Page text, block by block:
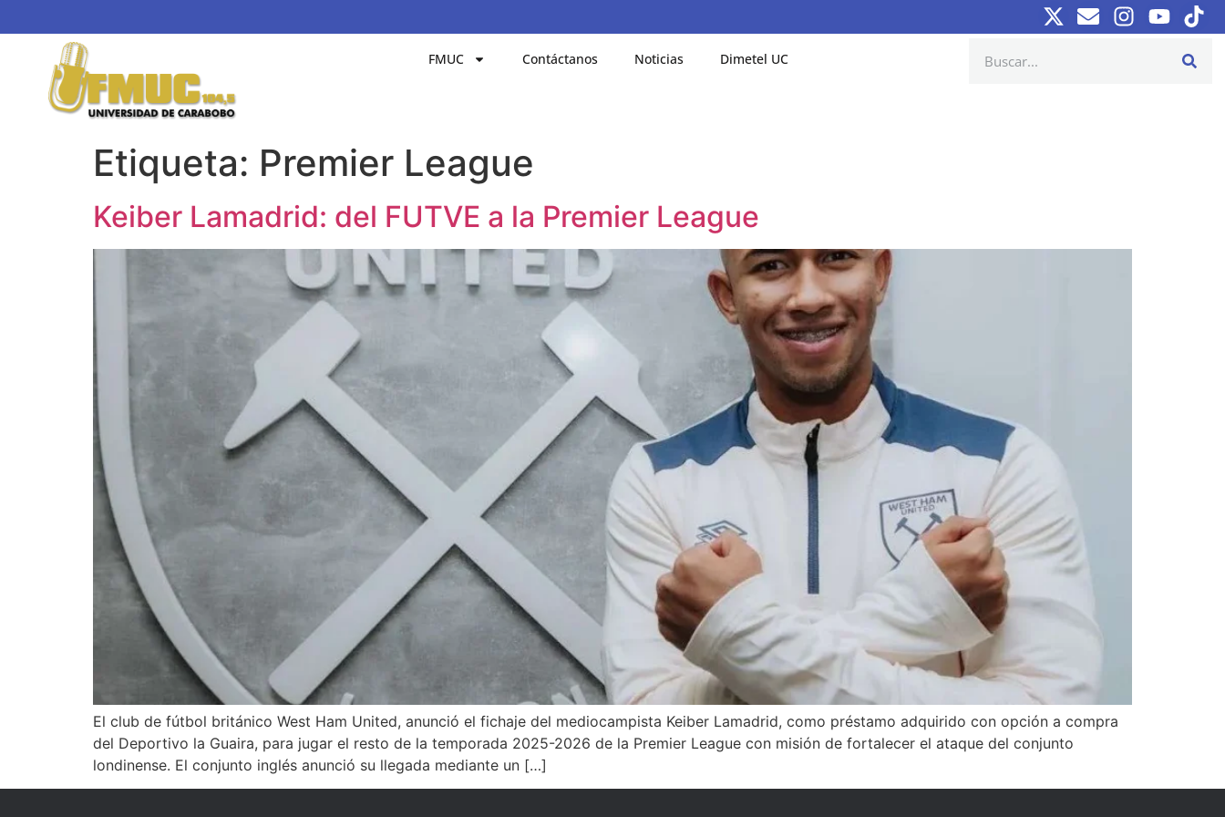
FMUC Contáctanos Noticias Dimetel UC
Etiqueta: Premier League
Keiber Lamadrid: del FUTVE a la Premier League
El club de fútbol británico West Ham United, anunció el fichaje del mediocampista Keiber Lamadrid, como préstamo adquirido con opción a compra
del Deportivo la Guaira, para jugar el resto de la temporada 2025-2026 de la Premier League con misión de fortalecer el ataque del conjunto
londinense. El conjunto inglés anunció su llegada mediante un […]